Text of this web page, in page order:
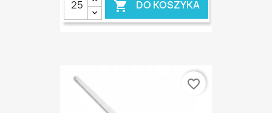
 DO KOSZYKA
favorite_border